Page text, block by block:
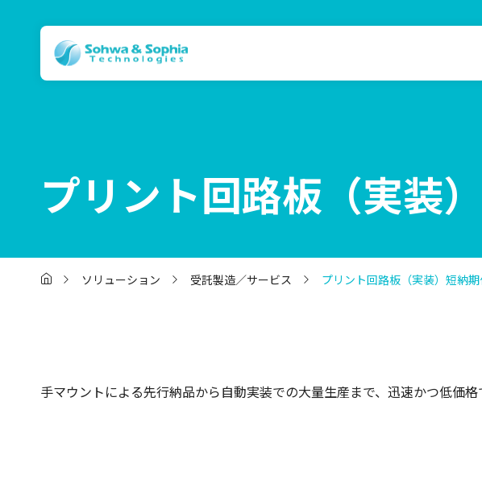
プリント回路板（実装
ソリューション 受託製造／サービス プリント回路板（実装）短納
手マウントによる先行納品から自動実装での大量生産まで、迅速かつ低価格